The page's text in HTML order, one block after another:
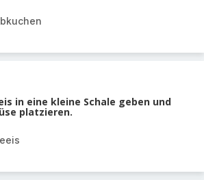
in eine kleine Schale geben und
platzieren.